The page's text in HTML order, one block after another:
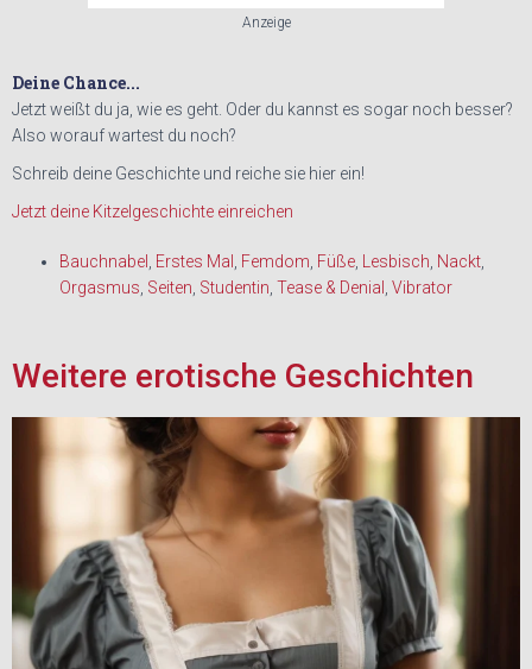
Anzeige
Deine Chance...
Jetzt weißt du ja, wie es geht. Oder du kannst es sogar noch besser?
Also worauf wartest du noch?
Schreib deine Geschichte und reiche sie hier ein!
Jetzt deine Kitzelgeschichte einreichen
Bauchnabel Erstes Mal Femdom Füße Lesbisch Nackt
Orgasmus Seiten Studentin Tease & Denial Vibrator
Weitere erotische Geschichten